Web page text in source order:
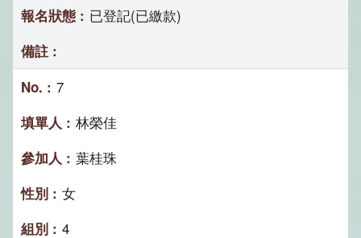
已登記(已繳款)
7
林榮佳
葉桂珠
女
4